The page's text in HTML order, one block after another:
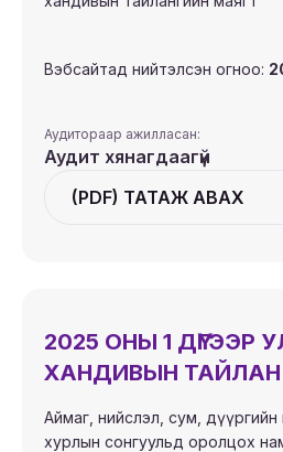
Вэбсайтад нийтэлсэн огноо:
Аудитораар ажилласан:
Аудит хянагдаагүй
(PDF) ТАТАЖ АВАХ
2025 ОНЫ 1 ДҮГЭЭР
ХАНДИВЫН ТАЙЛАН
Аймаг, нийслэл, сум, дүүргийн
хурлын сонгуульд оролцох